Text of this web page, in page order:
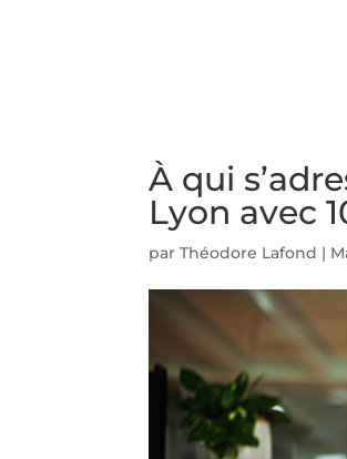
À qui
Lyon avec
parThéodore Lafond |